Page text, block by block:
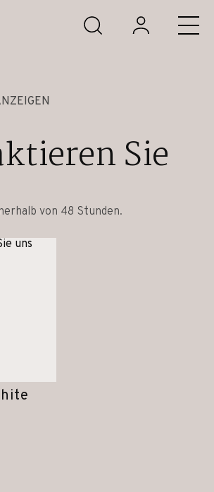
Sie
von 48 Stunden.